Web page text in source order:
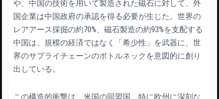
や、中国の技術を用いて製造された磁石に対して、外
国企業は中国政府の承認を得る必要が生じた。世界の
レアアース採掘の約70%、磁石製造の約93%を支配する
中国は、規模の経済ではなく「希少性」を武器に、世
界のサプライチェーンのボトルネックを意図的に創り
出している。
この構造的衝撃は、米国の同盟国、特に欧州に深刻な